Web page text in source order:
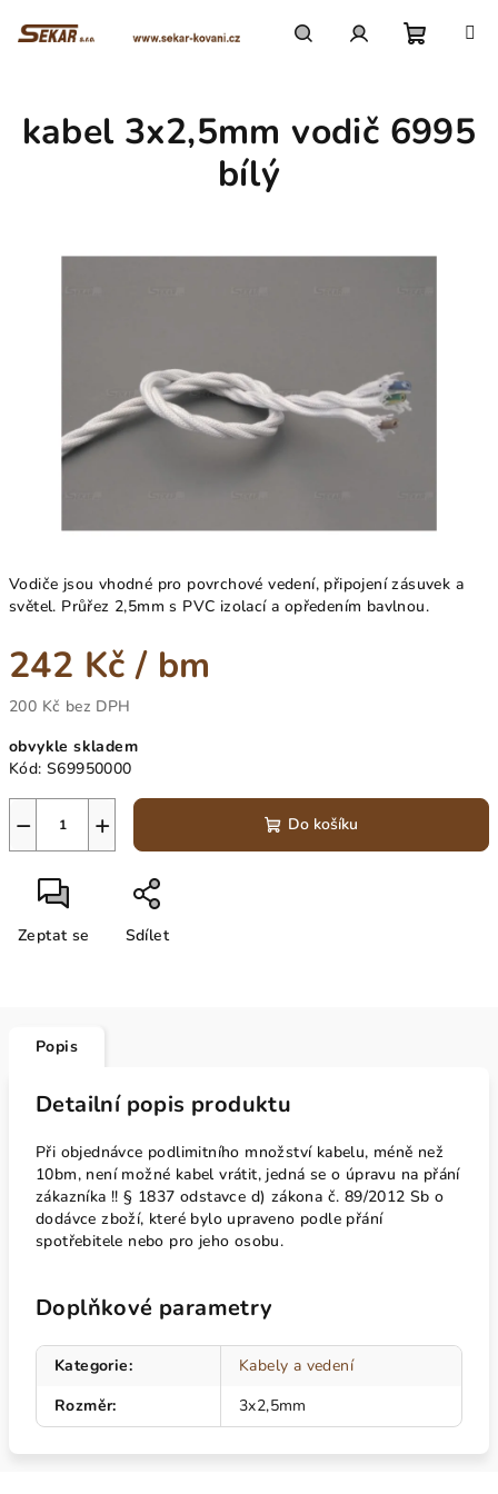
košík
Vodiče jsou vhodné pro povrchové vedení, připojení zásuvek a
světel. Průřez 2,5mm s PVC izolací a opředením bavlnou.
242 Kč/ bm
200 Kč bez DPH
cena:
obvykle skladem
Kód: S69950000
+
− Do košíku
Zeptat se Sdílet
kabel 3x2,5mm vodič 6995
bílý
Popis
Detailní popis produktu
Při objednávce podlimitního množství kabelu, méně než
10bm, není možné kabel vrátit, jedná se o úpravu na přání
zákazníka !! § 1837 odstavce d) zákona č. 89/2012 Sb o
dodávce zboží, které bylo upraveno podle přání
spotřebitele nebo pro jeho osobu.
Doplňkové parametry
Kategorie:
Kabely a vedení
Rozměr: 3x2,5mm